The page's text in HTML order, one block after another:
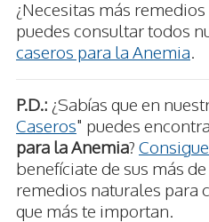
¿Necesitas más
puedes consultar todos
caseros para la Anemia
P.D.: ¿Sabías que en
Caseros" puedes
para la Anemia?
benefíciate de sus más
remedios naturales para
que más te importan.